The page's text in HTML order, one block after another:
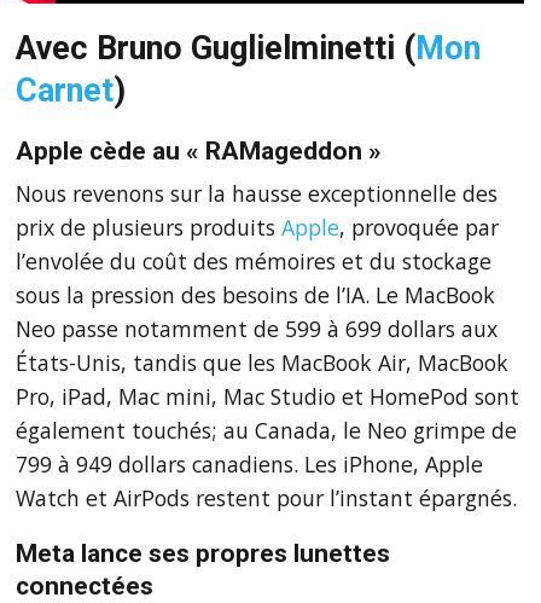
Avec Bruno Guglielminetti (Mon
Carnet)
Apple cède au « RAMageddon »
Nous revenons sur la hausse exceptionnelle des
prix de plusieurs produitsApple, provoquée par
l’envolée du coût des mémoires et du stockage
sous la pression des besoins de l’IA. Le MacBook
Neo passe notamment de 599 à 699 dollars aux
États-Unis, tandis que les MacBook Air, MacBook
Pro, iPad, Mac mini, Mac Studio et HomePod sont
également touchés; au Canada, le Neo grimpe de
799 à 949 dollars canadiens. Les iPhone, Apple
Watch et AirPods restent pour l’instant épargnés.
Meta lance ses propres lunettes
connectées